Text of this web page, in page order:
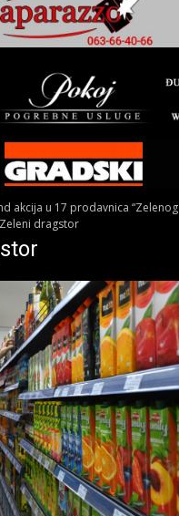
akcija u 17 prodavnica
Zeleni dragstor